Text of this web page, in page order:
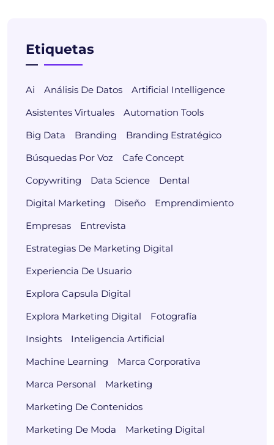
Etiquetas
Ai Análisis De Datos
Artificial Intelligence
Asistentes Virtuales
Automation Tools
Big Data
Branding
Branding Estratégico
Búsquedas Por Voz
Cafe Concept
Copywriting
Data Science
Dental
Digital Marketing
Diseño
Emprendimiento
Empresas
Entrevista
Estrategias De Marketing Digital
Experiencia De Usuario
Explora Capsula Digital
Explora Marketing Digital
Fotografía
Insights
Inteligencia Artificial
Machine Learning
Marca Corporativa
Marca Personal
Marketing
Marketing De Contenidos
Marketing De Moda
Marketing Digital